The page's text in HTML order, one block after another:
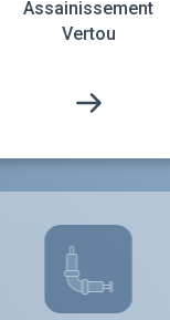
Assainissement
Vertou